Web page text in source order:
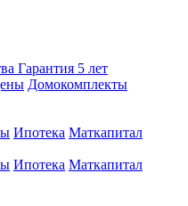
Гарантия 5 лет
Домокомплекты
Ипотека Маткапитал
Ипотека Маткапитал